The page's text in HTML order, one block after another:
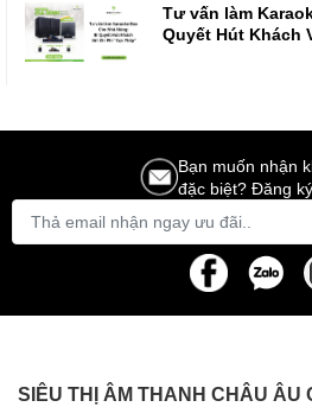
Tư vấn làm
Quyết Hút Khách
Bạn muốn nhận
đặc biệt? Đăng
SIÊU THỊ ÂM THANH CHÂU ÂU